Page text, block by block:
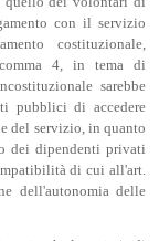
con il servizio
costituzionale,
4, in tema di
sarebbe
pubblici di accedere
del servizio, in quanto
dei dipendenti privati
di cui all'art.
dell'autonomia delle